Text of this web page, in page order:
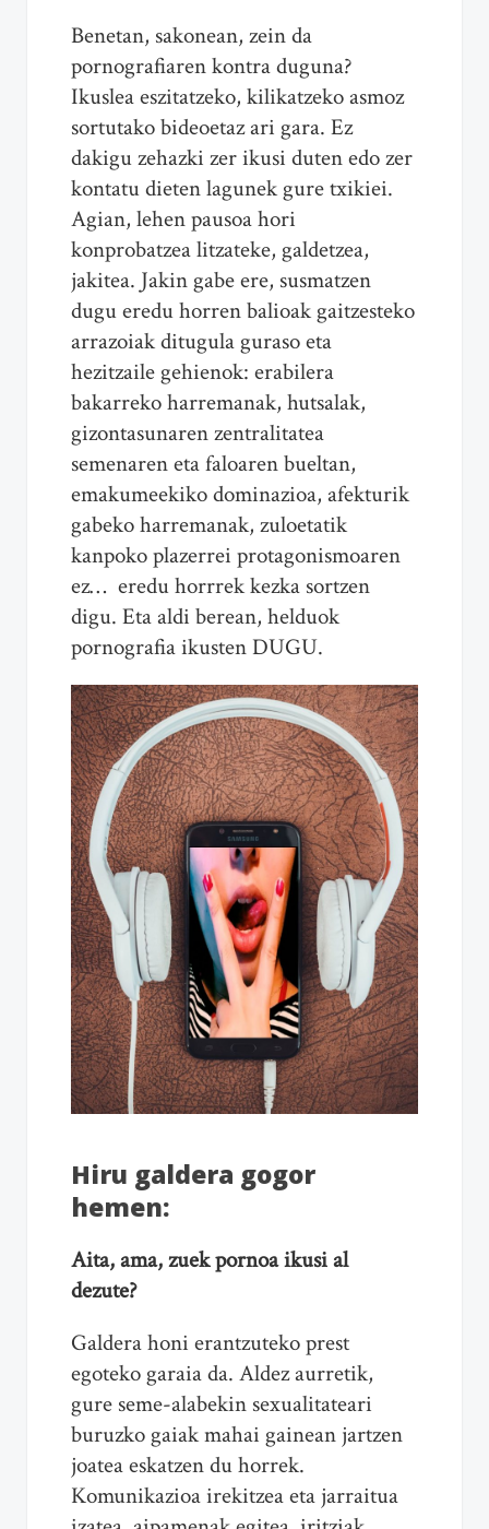
Benetan, sakonean, zein da
pornografiaren kontra duguna?
Ikuslea eszitatzeko, kilikatzeko asmoz
sortutako bideoetaz ari gara. Ez
dakigu zehazki zer ikusi duten edo zer
kontatu dieten lagunek gure txikiei.
Agian, lehen pausoa hori
konprobatzea litzateke, galdetzea,
jakitea. Jakin gabe ere, susmatzen
dugu eredu horren balioak gaitzesteko
arrazoiak ditugula guraso eta
hezitzaile gehienok: erabilera
bakarreko harremanak, hutsalak,
gizontasunaren zentralitatea
semenaren eta faloaren bueltan,
emakumeekiko dominazioa, afekturik
gabeko harremanak, zuloetatik
kanpoko plazerrei protagonismoaren
ez… eredu horrrek kezka sortzen
digu. Eta aldi berean, helduok
pornografia ikusten DUGU.
Hiru galdera gogor
hemen:
Aita, ama, zuek pornoa ikusi al
dezute?
Galdera honi erantzuteko prest
egoteko garaia da. Aldez aurretik,
gure seme-alabekin sexualitateari
buruzko gaiak mahai gainean jartzen
joatea eskatzen du horrek.
Komunikazioa irekitzea eta jarraitua